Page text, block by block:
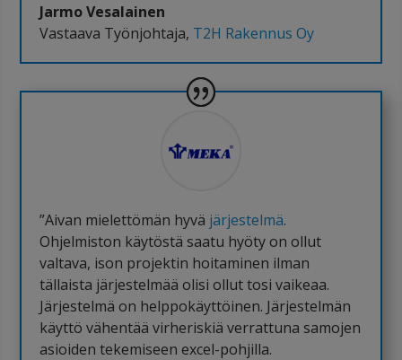
Jarmo Vesalainen
Vastaava Työnjohtaja, T2H Rakennus Oy
”Aivan mielettömän hyvä järjestelmä.
Ohjelmiston käytöstä saatu hyöty on ollut
valtava, ison projektin hoitaminen ilman
tällaista järjestelmää olisi ollut tosi vaikeaa.
Järjestelmä on helppokäyttöinen. Järjestelmän
käyttö vähentää virheriskiä verrattuna samojen
asioiden tekemiseen excel-pohjilla.